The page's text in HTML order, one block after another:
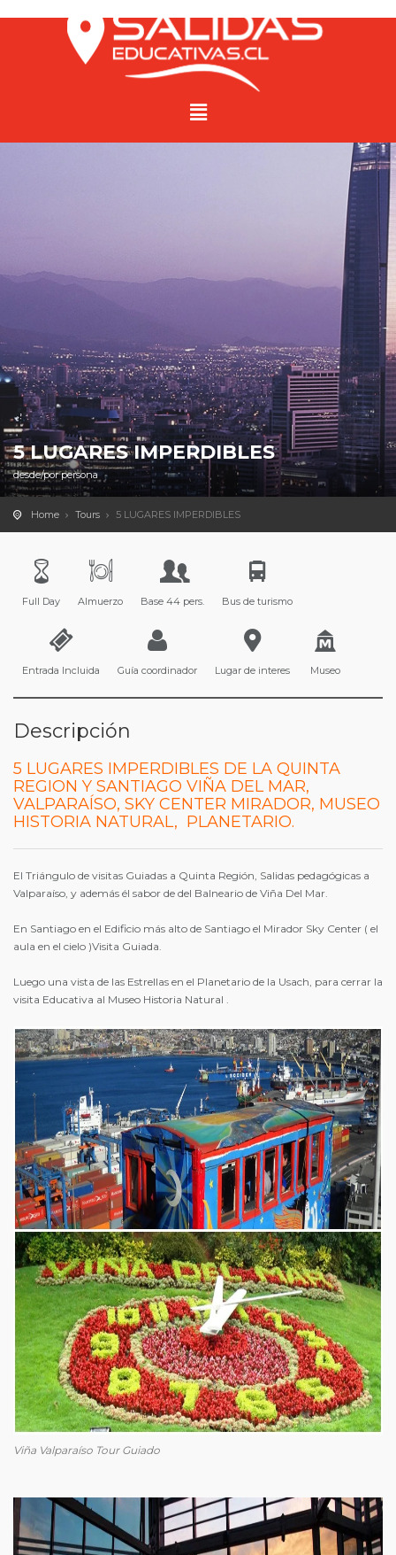
5 LUGARES IMPERDIBLES
desde/por persona
Home Tours 5 LUGARES IMPERDIBLES
Full Day Almuerzo Base 44 pers. Bus de turismo
Entrada Incluida Guía coordinador Lugar de interes Museo
Descripción
5 LUGARES IMPERDIBLES DE LA QUINTA
REGION Y SANTIAGO VIÑA DEL MAR,
VALPARAÍSO, SKY CENTER MIRADOR, MUSEO
HISTORIA NATURAL, PLANETARIO.
El Triángulo de visitas Guiadas a Quinta Región, Salidas pedagógicas a
Valparaíso, y además él sabor de del Balneario de Viña Del Mar.
En Santiago en el Edificio más alto de Santiago el Mirador Sky Center ( el
aula en el cielo )Visita Guiada.
Luego una vista de las Estrellas en el Planetario de la Usach, para cerrar la
visita Educativa al Museo Historia Natural .
Viña Valparaíso Tour Guiado